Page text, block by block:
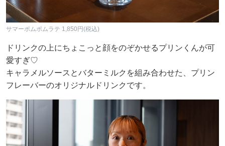
サマーポムポムラテ 1,850円(税込)
ドリンクの上にちょこっと顔をのぞかせるプリンくんが可
愛すぎ♡
キャラメルソースとバターミルクを組み合わせた、プリン
フレーバーのオリジナルドリンクです。